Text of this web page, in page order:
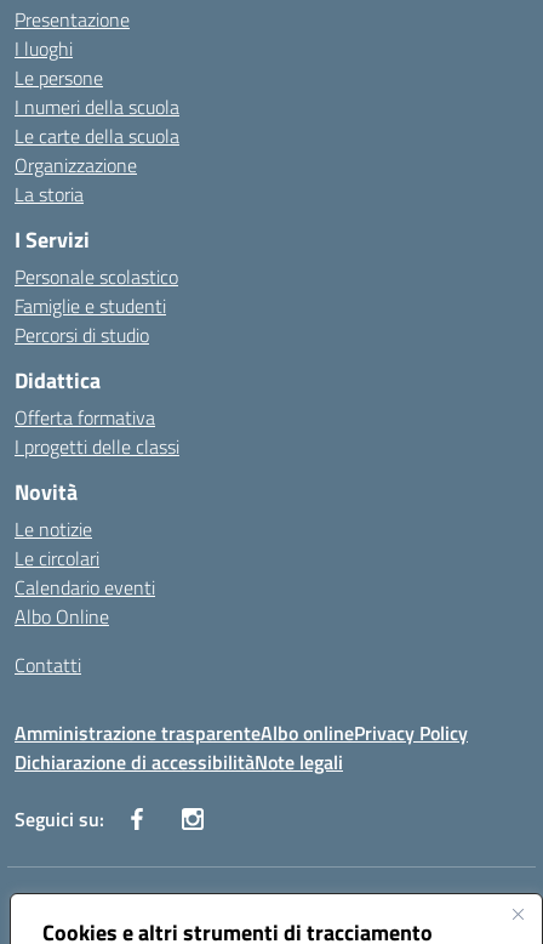
Cookies e altri strumenti di tracciamento
Presentazione
I luoghi
Le persone
I numeri della scuola
Le carte della scuola
Organizzazione
La storia
I Servizi
Personale scolastico
Famiglie e studenti
Percorsi di studio
Didattica
Offerta formativa
I progetti delle classi
Novità
Le notizie
Le circolari
Calendario eventi
Albo Online
Contatti
Amministrazione trasparenteAlbo onlinePrivacy Policy
Dichiarazione di accessibilitàNote legali
Seguici su:
Indirizzo:
Centralino:0881636571 Email:fgps040004@istruzione.it